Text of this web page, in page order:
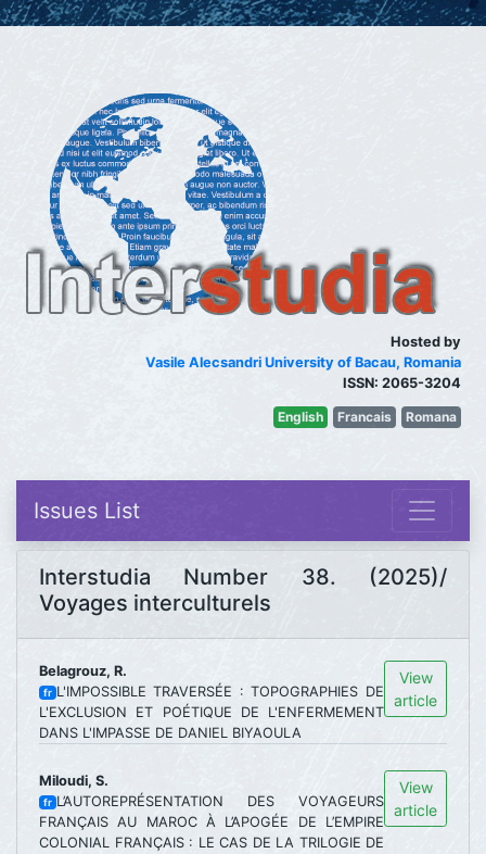
Hosted by
Vasile Alecsandri University of Bacau, Romania
ISSN: 2065-3204
English Francais Romana
Issues List
Interstudia Number 38. (2025)/
Voyages interculturels
Belagrouz, R.
fr L'IMPOSSIBLE TRAVERSÉE : TOPOGRAPHIES DE
L'EXCLUSION ET POÉTIQUE DE L'ENFERMEMENT
DANS L'IMPASSE DE DANIEL BIYAOULA
View
article
Miloudi, S.
fr L’AUTOREPRÉSENTATION DES VOYAGEURS
FRANÇAIS AU MAROC À L’APOGÉE DE L’EMPIRE
COLONIAL FRANÇAIS : LE CAS DE LA TRILOGIE DE
View
article